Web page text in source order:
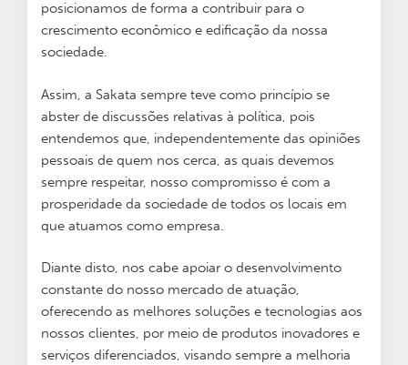
posicionamos de forma a contribuir para o
crescimento econômico e edificação da nossa
sociedade.
Assim, a Sakata sempre teve como princípio se
abster de discussões relativas à política, pois
entendemos que, independentemente das opiniões
pessoais de quem nos cerca, as quais devemos
sempre respeitar, nosso compromisso é com a
prosperidade da sociedade de todos os locais em
que atuamos como empresa.
Diante disto, nos cabe apoiar o desenvolvimento
constante do nosso mercado de atuação,
oferecendo as melhores soluções e tecnologias aos
nossos clientes, por meio de produtos inovadores e
serviços diferenciados, visando sempre a melhoria